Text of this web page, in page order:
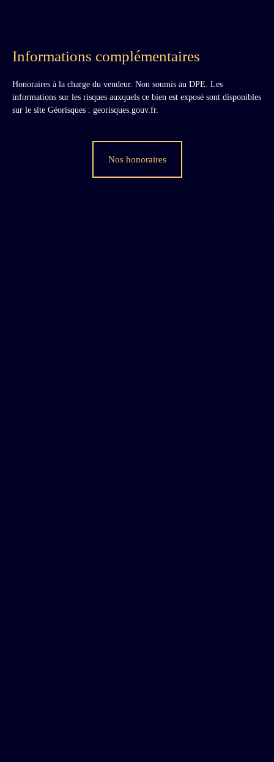
Informations complémentaires
Honoraires à la charge du vendeur. Non soumis au DPE. Les
informations sur les risques auxquels ce bien est exposé sont disponibles
sur le site Géorisques : georisques.gouv.fr.
Nos honoraires